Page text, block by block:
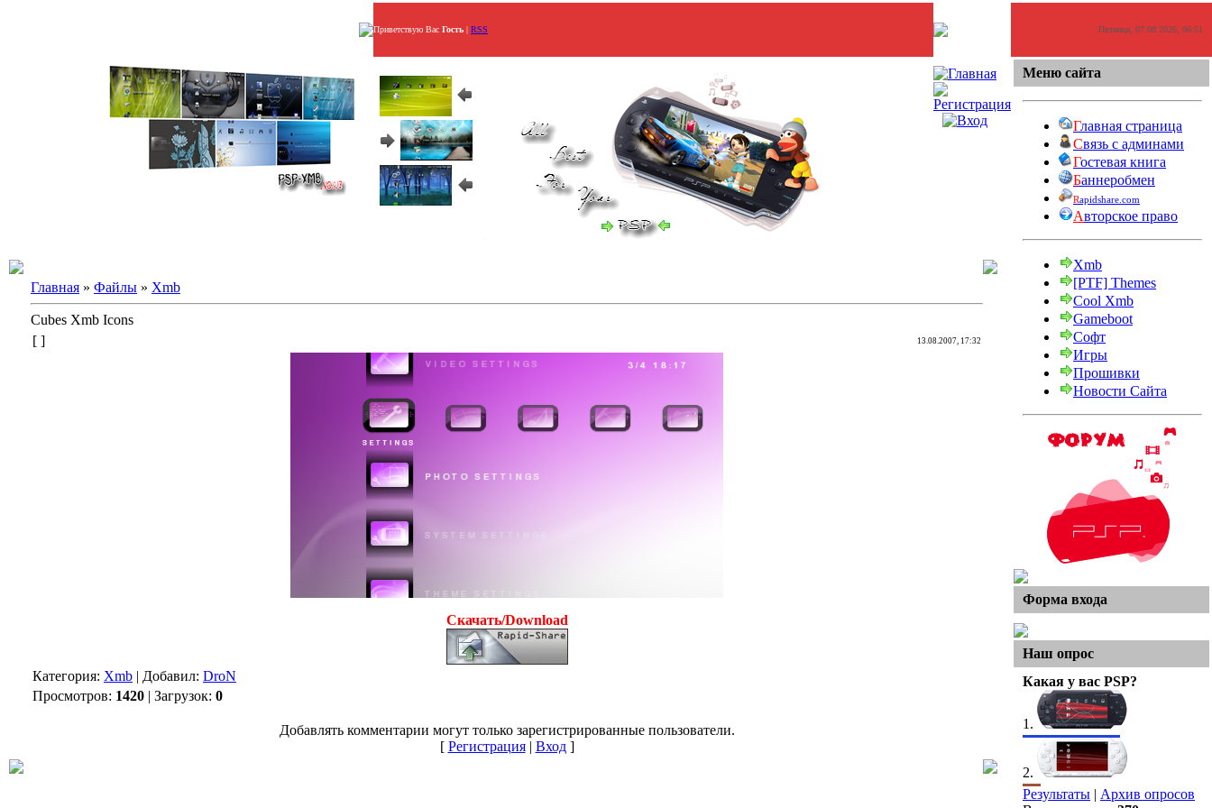
Приветствую Вас Гость | RSS
Главная » Файлы » Xmb
Cubes Xmb Icons
[ ]
13.08.2007, 17:32
Скачать/Download
Категория: Xmb | Добавил: DroN
Просмотров: 1420 | Загрузок: 0
Добавлять комментарии могут только зарегистрированные пользователи.
[ Регистрация| Вход]
Пятница, 07.08.2026, 06:51
Меню сайта
Главная страница
Связь с админами
Гостевая книга
Баннеробмен
Rapidshare.com
Авторское право
Xmb
[PTF] Themes
Cool Xmb
Gameboot
Софт
Игры
Прошивки
Новости Сайта
Форма входа
Наш опрос
Какая у вас PSP?
1.
2.
Результаты | Архив опросов